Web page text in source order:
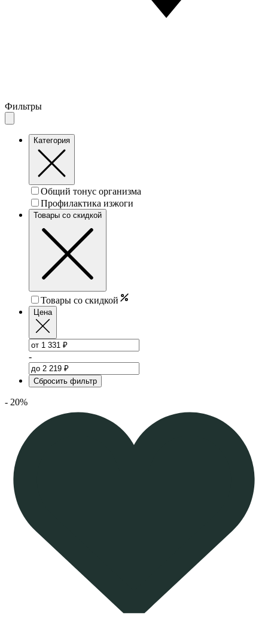
Фильтры
Категория
Общий тонус организма
Профилактика изжоги
Товары со скидкой
Товары со скидкой
Цена
-
Сбросить фильтр
- 20%